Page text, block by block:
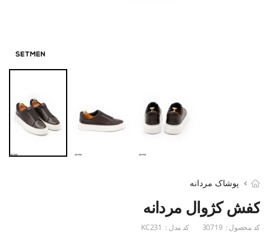
پوشاک مردانه
کفش کژوال مردانه
کد محصول : 30719 کد مدل : KC231